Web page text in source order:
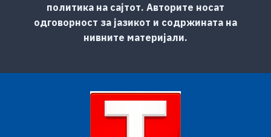
политика на сајтот. Авторите носат
одговорност за јазикот и содржината на
нивните материјали.